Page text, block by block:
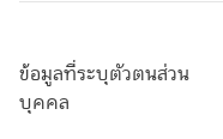
ข้อมูลที่ระบุตัวตนส่วน
บุคคล